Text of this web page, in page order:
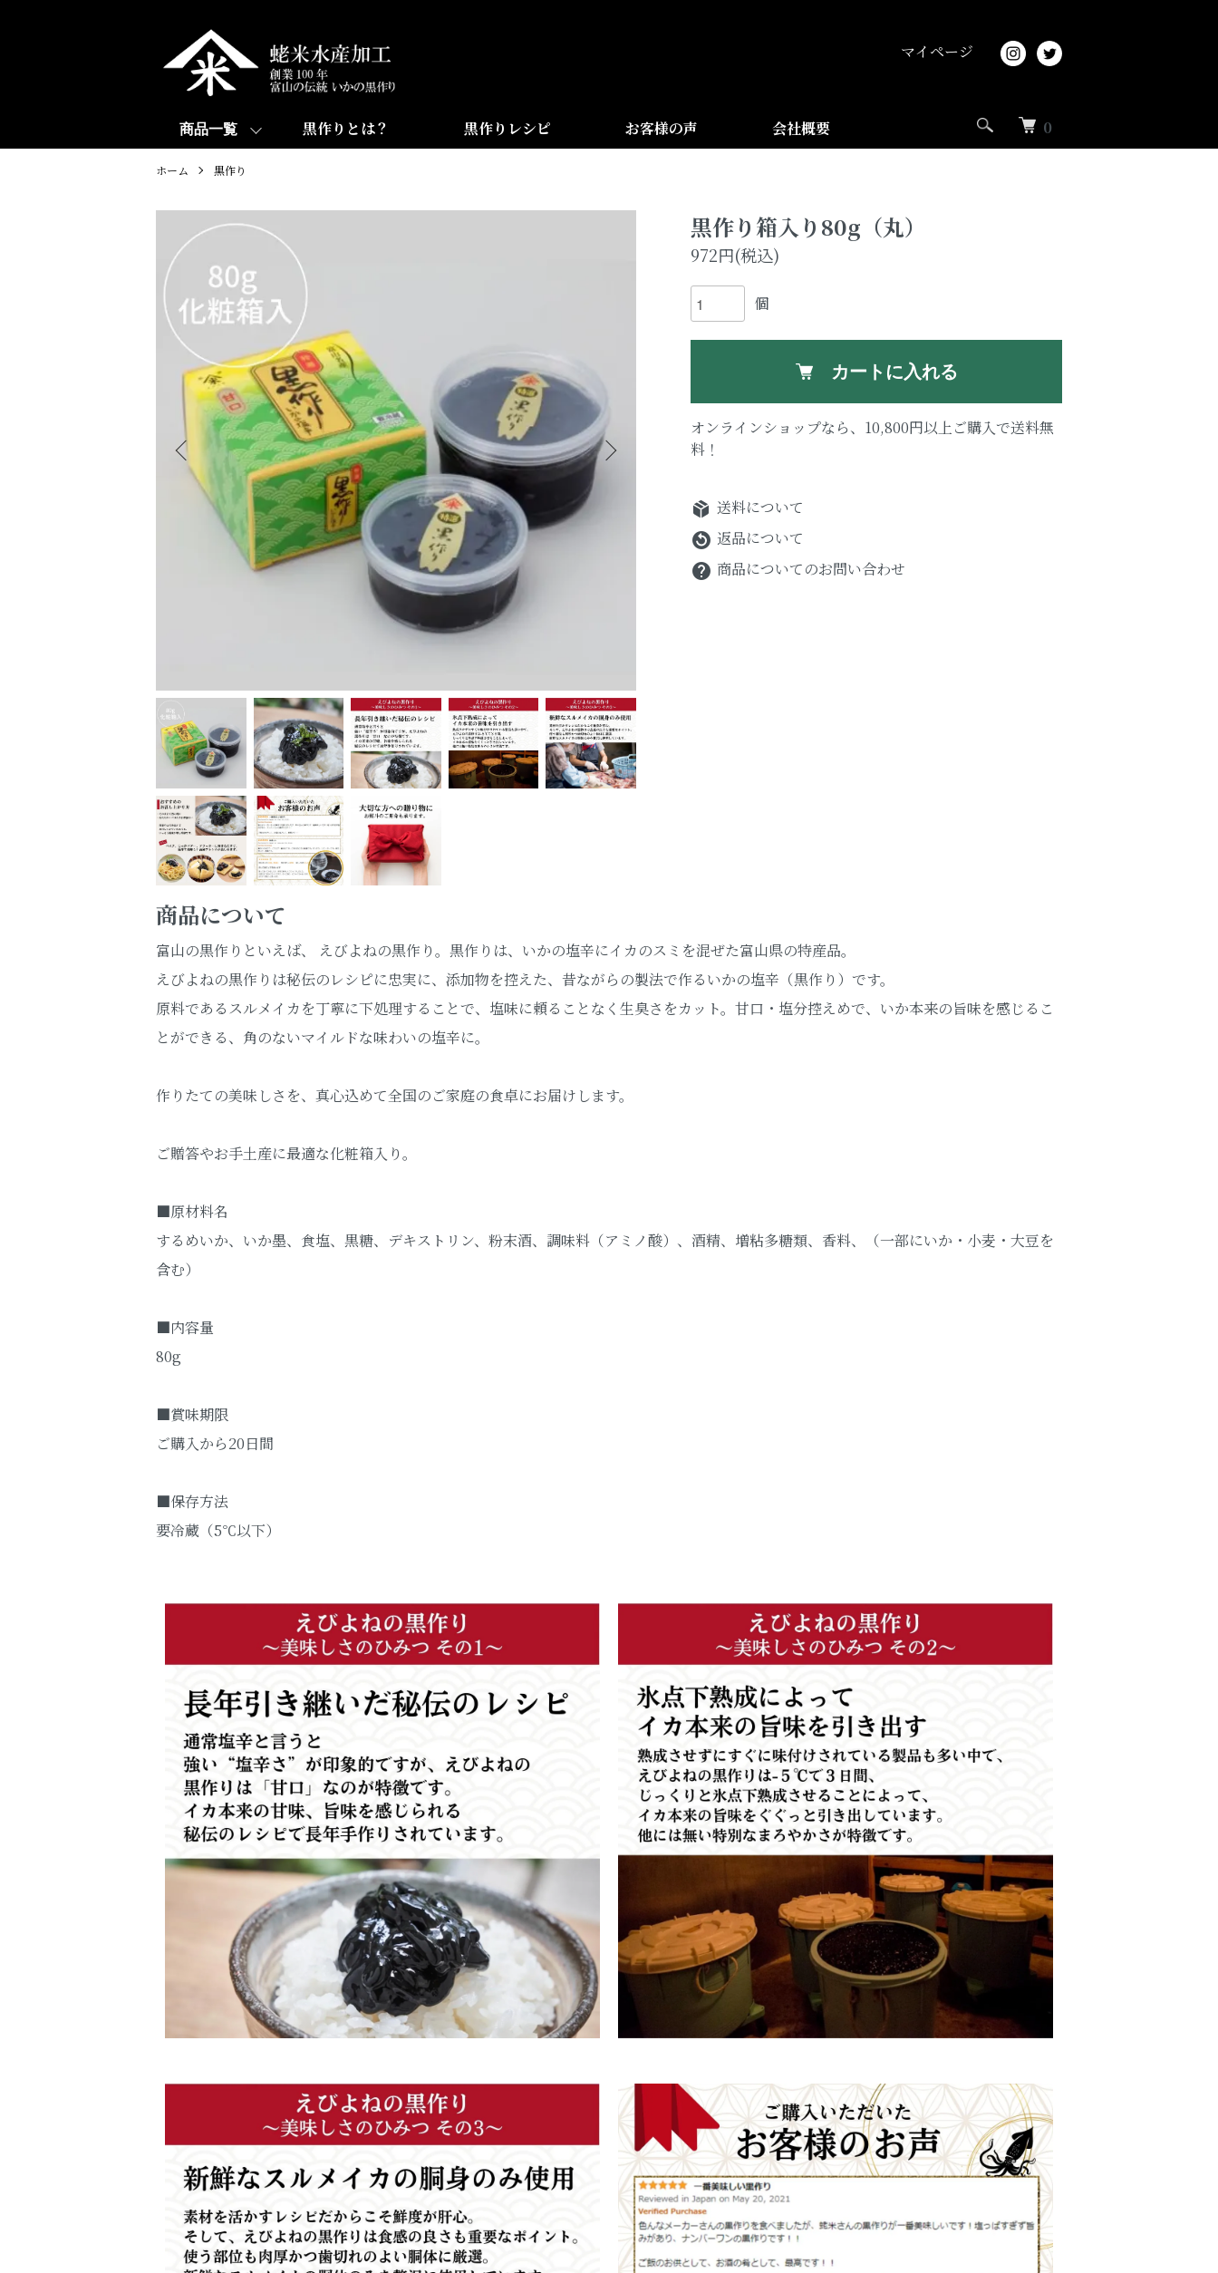
0
商品一覧 黒作りとは？ 黒作りレシピ お客様の声 会社概要
マイページ
ホーム 黒作り
黒作り箱入り80g（丸）
972円(税込)
個
カートに入れる
オンラインショップなら、10,800円以上ご購入で送料無
料！
package_2 送料について
replay_circle_filled 返品について
help 商品についてのお問い合わせ
商品について
富山の黒作りといえば、 えびよねの黒作り。黒作りは、いかの塩辛にイカのスミを混ぜた富山県の特産品。
えびよねの黒作りは秘伝のレシピに忠実に、添加物を控えた、昔ながらの製法で作るいかの塩辛（黒作り）です。
原料であるスルメイカを丁寧に下処理することで、塩味に頼ることなく生臭さをカット。甘口・塩分控えめで、いか本来の旨味を感じるこ
とができる、角のないマイルドな味わいの塩辛に。
作りたての美味しさを、真心込めて全国のご家庭の食卓にお届けします。
ご贈答やお手土産に最適な化粧箱入り。
■原材料名
するめいか、いか墨、食塩、黒糖、デキストリン、粉末酒、調味料（アミノ酸）、酒精、増粘多糖類、香料、（一部にいか・小麦・大豆を
含む）
■内容量
80g
■賞味期限
ご購入から20日間
■保存方法
要冷蔵（5℃以下）